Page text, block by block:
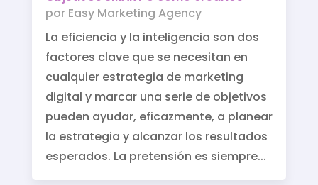
por Easy Marketing Agency
La eficiencia y la inteligencia son dos
factores clave que se necesitan en
cualquier estrategia de marketing
digital y marcar una serie de objetivos
pueden ayudar, eficazmente, a planear
la estrategia y alcanzar los resultados
esperados. La pretensión es siempre...